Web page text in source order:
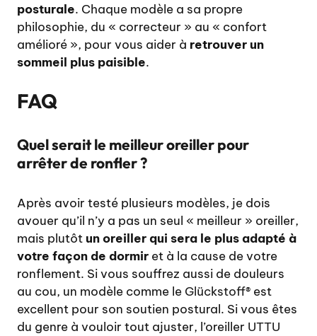
posturale. Chaque modèle a sa propre
philosophie, du « correcteur » au « confort
amélioré », pour vous aider à retrouver un
sommeil plus paisible.
FAQ
Quel serait le meilleur oreiller pour
arrêter de ronfler ?
Après avoir testé plusieurs modèles, je dois
avouer qu’il n’y a pas un seul « meilleur » oreiller,
mais plutôt un oreiller qui sera le plus adapté à
votre façon de dormir et à la cause de votre
ronflement. Si vous souffrez aussi de douleurs
au cou, un modèle comme le Glückstoff® est
excellent pour son soutien postural. Si vous êtes
du genre à vouloir tout ajuster, l’oreiller UTTU